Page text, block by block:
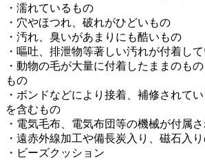
・濡れているもの
・穴やほつれ、破れがひどいもの
・汚れ、臭いがあまりにも酷いもの
・嘔吐、排泄物等著しい汚れが付着し
・動物の毛が大量に付着したままのも
もの
・ボンドなどにより接着、補修されて
を含むもの
・電気毛布、電気布団等の機械が付属
・遠赤外線加工や備長炭入り、磁石入
・ビーズクッション